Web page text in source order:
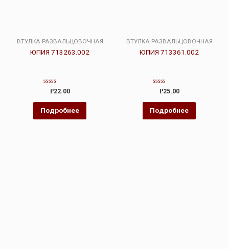
ВТУЛКА РАЗВАЛЬЦОВОЧНАЯ
ЮПИЯ 713263.002
Оценка
из
5
Р22.00
Подробнее
ВТУЛКА РАЗВАЛЬЦОВОЧНАЯ
ЮПИЯ 713361.002
Оценка
из
5
Р25.00
Подробнее